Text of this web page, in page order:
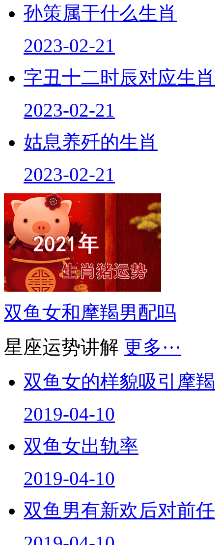
孙策属于什么生肖
2023-02-21
字丑十二时辰对应生肖
2023-02-21
姑息养歼的生肖
2023-02-21
双鱼女和摩羯男配吗
星座运势讲解 更多···
双鱼女的样貌吸引摩羯
2019-04-10
双鱼女出轨率
2019-04-10
双鱼男有新欢后对前任